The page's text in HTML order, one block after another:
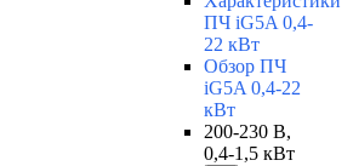
ПЧ iG5A 0,4-
22 кВт
Обзор ПЧ
iG5A 0,4-22
кВт
200-230 В,
0,4-1,5 кВт